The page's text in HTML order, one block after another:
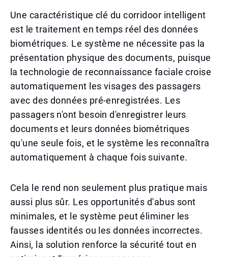
Une caractéristique clé du corridoor intelligent
est le traitement en temps réel des données
biométriques. Le système ne nécessite pas la
présentation physique des documents, puisque
la technologie de reconnaissance faciale croise
automatiquement les visages des passagers
avec des données pré-enregistrées. Les
passagers n'ont besoin d'enregistrer leurs
documents et leurs données biométriques
qu'une seule fois, et le système les reconnaîtra
automatiquement à chaque fois suivante.
Cela le rend non seulement plus pratique mais
aussi plus sûr. Les opportunités d'abus sont
minimales, et le système peut éliminer les
fausses identités ou les données incorrectes.
Ainsi, la solution renforce la sécurité tout en